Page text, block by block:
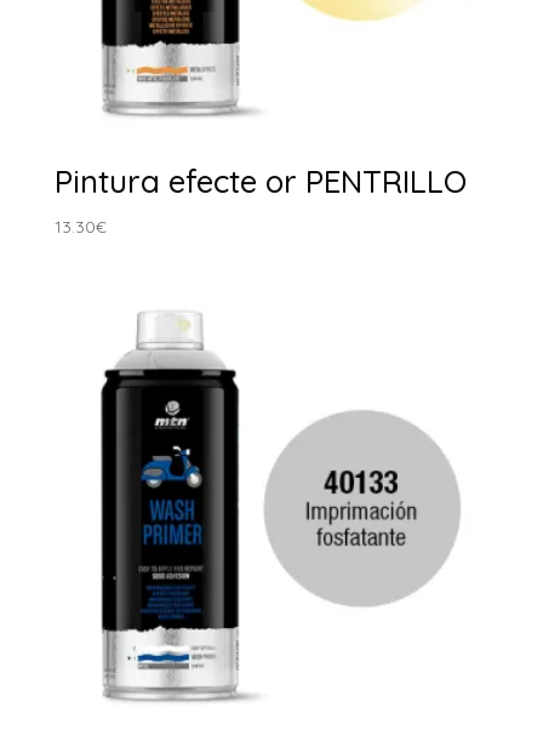
Pintura efecte or PENTRILLO
13.30€